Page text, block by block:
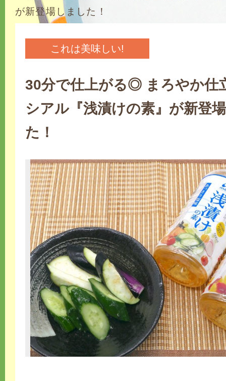
が新登場しました！
これは美味しい!
30分で仕上がる◎ まろやか仕
シアル『浅漬けの素』が新登
た！